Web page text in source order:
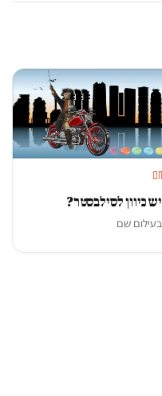
חם
יש כיוון לסילבסטר?
בעילום שם